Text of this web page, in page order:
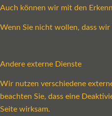
Auch können wir mit den
Wenn Sie nicht wollen, dass
Andere externe Dienste
Wir nutzen verschiedene
beachten Sie, dass eine
Seite wirksam.